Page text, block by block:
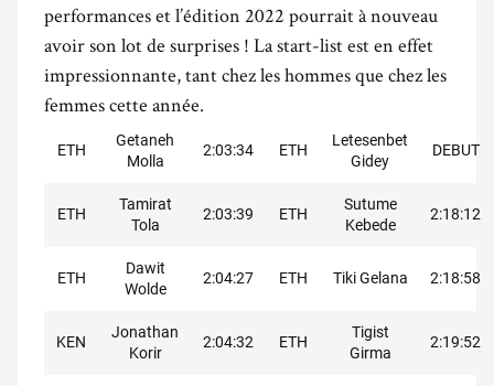
performances et l’édition 2022 pourrait à nouveau
avoir son lot de surprises ! La start-list est en effet
impressionnante, tant chez les hommes que chez les
femmes cette année.
ETH
Getaneh
Molla
2:03:34 ETH
Letesenbet
Gidey
DEBUT
ETH
Tamirat
Tola
2:03:39 ETH
Sutume
Kebede
2:18:12
ETH
Dawit
Wolde
2:04:27 ETH Tiki Gelana 2:18:58
KEN
Jonathan
Korir
2:04:32 ETH
Tigist
Girma
2:19:52